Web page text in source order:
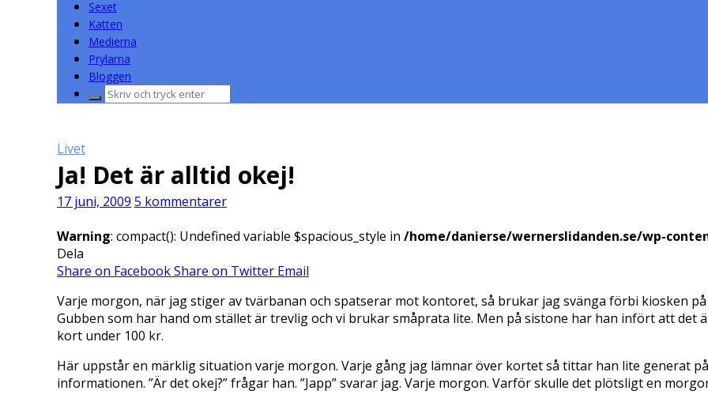
Sexet
Katten
Medierna
Prylarna
Bloggen
Sök
Livet
Ja! Det är alltid okej!
17 juni, 2009 5 kommentarer
Warning: compact(): Undefined variable $spacious_style in /home/danierse/wernerslidanden.se/wp-
Dela
Share on FacebookShare on Twitter Email
Varje morgon, när jag stiger av tvärbanan och spatserar mot kontoret, så brukar jag svänga förbi kiosken på
Gubben som har hand om stället är trevlig och vi brukar småprata lite. Men på sistone har han infört att
kort under 100 kr.
Här uppstår en märklig situation varje morgon. Varje gång jag lämnar över kortet så tittar han lite generat
informationen. ”Är det okej?” frågar han. ”Japp” svarar jag. Varje morgon. Varför skulle det plötsligt en